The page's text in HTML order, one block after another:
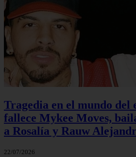
Tragedia en el mundo del
fallece Mykee Moves,
a Rosalía y Rauw
22/07/2026